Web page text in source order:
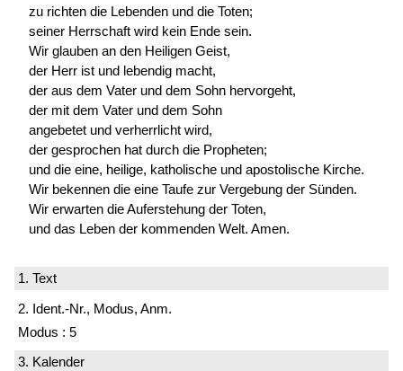
zu richten die Lebenden und die Toten;
seiner Herrschaft wird kein Ende sein.
Wir glauben an den Heiligen Geist,
der Herr ist und lebendig macht,
der aus dem Vater und dem Sohn hervorgeht,
der mit dem Vater und dem Sohn
angebetet und verherrlicht wird,
der gesprochen hat durch die Propheten;
und die eine, heilige, katholische und apostolische Kirche.
Wir bekennen die eine Taufe zur Vergebung der Sünden.
Wir erwarten die Auferstehung der Toten,
und das Leben der kommenden Welt. Amen.
1. Text
2. Ident.-Nr., Modus, Anm.
Modus : 5
3. Kalender